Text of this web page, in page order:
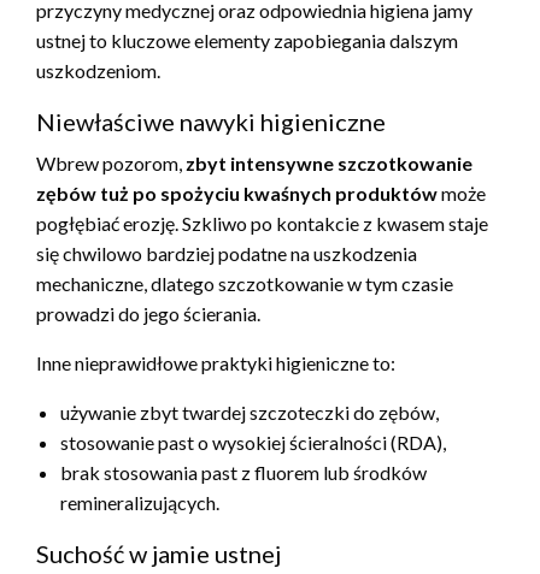
przyczyny medycznej oraz odpowiednia higiena jamy
ustnej to kluczowe elementy zapobiegania dalszym
uszkodzeniom.
Niewłaściwe nawyki higieniczne
Wbrew pozorom, zbyt intensywne szczotkowanie
zębów tuż po spożyciu kwaśnych produktówmoże
pogłębiać erozję. Szkliwo po kontakcie z kwasem staje
się chwilowo bardziej podatne na uszkodzenia
mechaniczne, dlatego szczotkowanie w tym czasie
prowadzi do jego ścierania.
Inne nieprawidłowe praktyki higieniczne to:
używanie zbyt twardej szczoteczki do zębów,
stosowanie past o wysokiej ścieralności (RDA),
brak stosowania past z fluorem lub środków
remineralizujących.
Suchość w jamie ustnej